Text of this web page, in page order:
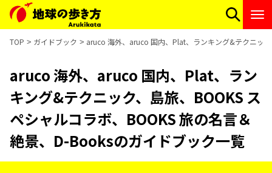
TOP ガイドブック aruco 海外、aruco 国内、Plat、ランキング&テクニッ
aruco 海外、aruco 国内、Plat、ラン
キング&テクニック、島旅、BOOKS ス
ペシャルコラボ、BOOKS 旅の名言＆
絶景、D-Booksのガイドブック一覧